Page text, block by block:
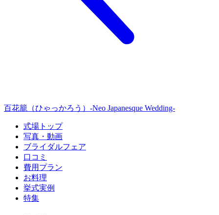
百花籠（ひゃっかろう）-Neo Japanesque Wedding-
式場トップ
写真・動画
ブライダルフェア
口コミ
費用プラン
お料理
挙式実例
特集